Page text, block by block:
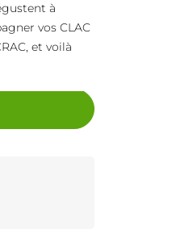
à
vos CLAC
et voilà